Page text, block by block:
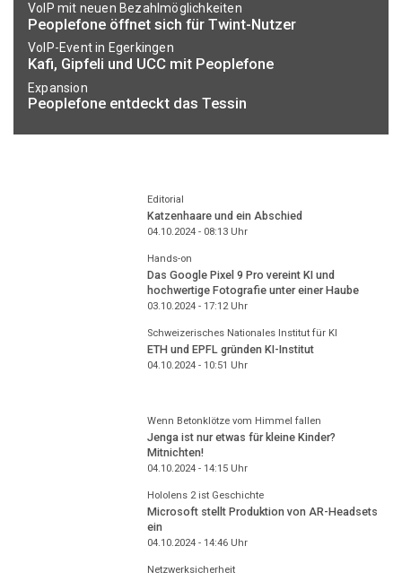
VoIP mit neuen Bezahlmöglichkeiten
Peoplefone öffnet sich für Twint-Nutzer
VoIP-Event in Egerkingen
Kafi, Gipfeli und UCC mit Peoplefone
Expansion
Peoplefone entdeckt das Tessin
Editorial
Katzenhaare und ein Abschied
04.10.2024 - 08:13Uhr
Hands-on
Das Google Pixel 9 Pro vereint KI und
hochwertige Fotografie unter einer Haube
03.10.2024 - 17:12Uhr
Schweizerisches Nationales Institut für KI
ETH und EPFL gründen KI-Institut
04.10.2024 - 10:51 Uhr
Wenn Betonklötze vom Himmel fallen
Jenga ist nur etwas für kleine Kinder?
Mitnichten!
04.10.2024 - 14:15Uhr
Hololens 2 ist Geschichte
Microsoft stellt Produktion von AR-Headsets
ein
04.10.2024 - 14:46Uhr
Netzwerksicherheit